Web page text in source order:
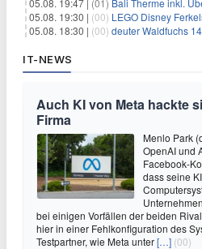
05.08. 19:30 | (00) LEGO Disney Ferkels
05.08. 18:30 | (00) deuter Waldfuchs 14
IT-NEWS
Auch KI von Meta hackte
Firma
Menlo Park
OpenAI und
Facebook-
dass seine
bei einigen Vorfällen der beiden
hier in einer Fehlkonfiguration des
Testpartner, wie Meta unter[…] (00)